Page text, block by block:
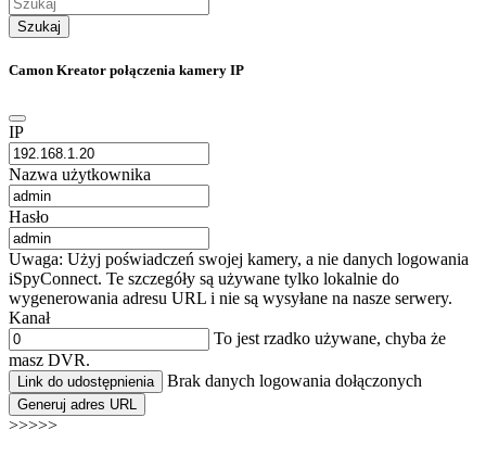
Szukaj
Camon Kreator połączenia kamery IP
IP
Nazwa użytkownika
Hasło
Uwaga: Użyj poświadczeń swojej kamery, a nie danych logowania
iSpyConnect. Te szczegóły są używane tylko lokalnie do
wygenerowania adresu URL i nie są wysyłane na nasze serwery.
Kanał
To jest rzadko używane, chyba że
masz DVR.
Link do udostępnienia Brak danych logowania dołączonych
Generuj adres URL
>>>>>